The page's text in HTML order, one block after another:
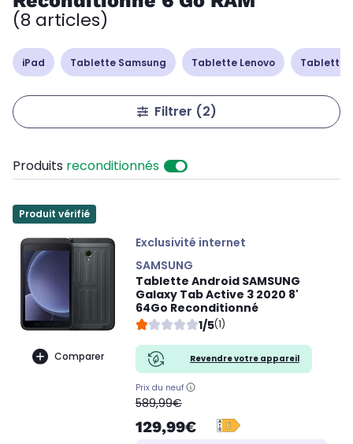
(8 articles)
iPad Tablette Samsung Tablette Lenovo Tablette
Filtrer (2)
Produits reconditionnés
Produit vérifié
Comparer
Exclusivité internet
SAMSUNG
Tablette Android SAMSUNG
Galaxy Tab Active 3 2020 8'
64Go Reconditionné
1/5(1)
Revendre votre appareil
Prix du neuf
oldPrice
589,99€
129,99€